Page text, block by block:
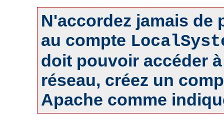
N'accordez jamais de
au compte
doit pouvoir accéder
réseau, créez un
Apache comme